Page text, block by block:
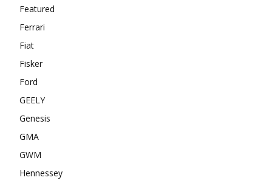
Featured
Ferrari
Fiat
Fisker
Ford
GEELY
Genesis
GMA
GWM
Hennessey